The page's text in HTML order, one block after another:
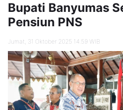
Bupati Banyumas
Pensiun PNS
Jumat, 31 Oktober 2025 14.59 WIB